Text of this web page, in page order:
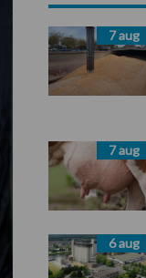
Sidebar7 aug
7 aug
6 aug